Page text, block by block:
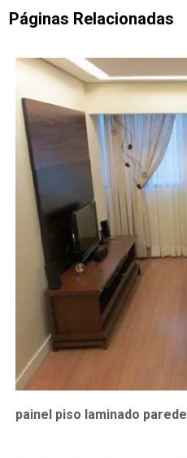
Páginas Relacionadas
painel piso laminado parede